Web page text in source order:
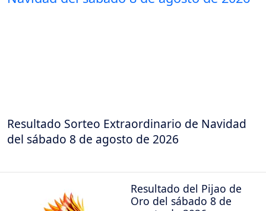
Resultado Sorteo Extraordinario de Navidad
del sábado 8 de agosto de 2026
Resultado del Pijao de
Oro del sábado 8 de